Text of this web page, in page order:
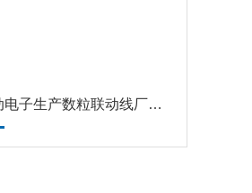
全自动电子生产数粒联动线厂家 数粒(片)机